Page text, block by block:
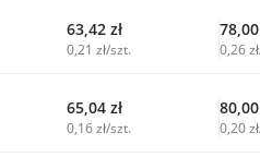
63,42 zł
0,21 zł/szt.
78,00
0,26
65,04 zł
0,16 zł/szt.
80,00
0,20